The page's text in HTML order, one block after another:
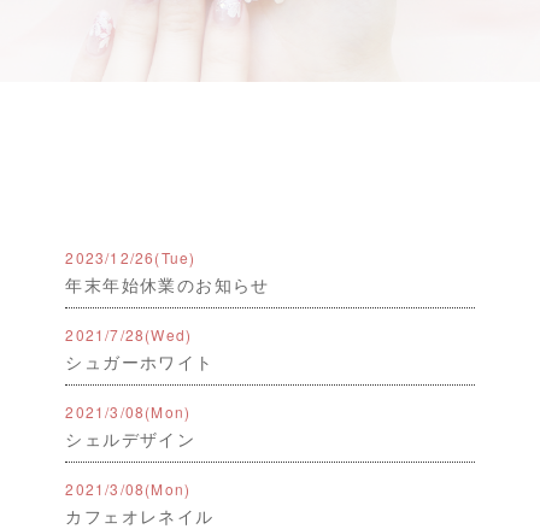
2023/12/26(Tue)
年末年始休業のお知らせ
2021/7/28(Wed)
シュガーホワイト
2021/3/08(Mon)
シェルデザイン
2021/3/08(Mon)
カフェオレネイル